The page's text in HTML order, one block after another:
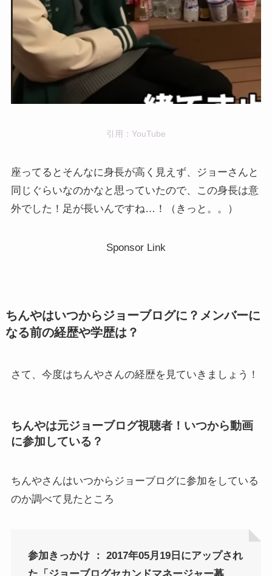
引用：YouTube
座ってるとそんなに身長が高く見えず、ジョーさんと
同じぐらいなのかなと思っていたので、この身長は意
外でした！足が長いんですね…！（きっと。。）
Sponsor Link
ちんやはいつからジョーブログに？メンバーに
なる前の経歴や学歴は？
さて、今度はちんやさんの経歴を見ていきましょう！
ちんやは元ジョーブログ視聴者！いつから動画
に参加している？
ちんやさんはいつからジョーブログに参加をしている
のか調べて見たところ
参加きっかけ ： 2017年05月19日にアップされ